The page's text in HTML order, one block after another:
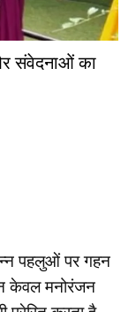
संवेदनाओं का
पहलुओं पर गहन
केवल मनोरंजन